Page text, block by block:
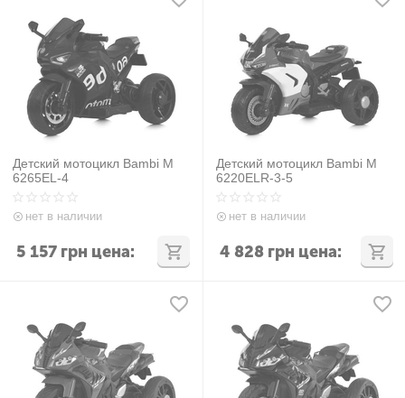
Детский мотоцикл Bambi M
6265EL-4
нет в наличии
5 157 грн цена:
Детский мотоцикл Bambi M
6220ELR-3-5
нет в наличии
4 828 грн цена: